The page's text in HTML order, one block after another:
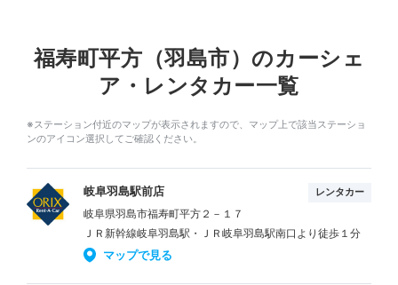
福寿町平方（羽島市）のカーシェ
ア・レンタカー一覧
※ステーション付近のマップが表示されますので、マップ上で該当ステーショ
ンのアイコン選択してご確認ください。
岐阜羽島駅前店 レンタカー
岐阜県羽島市福寿町平方２－１７
ＪＲ新幹線岐阜羽島駅・ＪＲ岐阜羽島駅南口より徒歩１分
マップで見る
特集
アプリの使い方